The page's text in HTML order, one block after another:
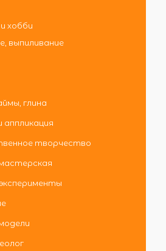
хобби
выпиливание
глина
аппликация
творчество